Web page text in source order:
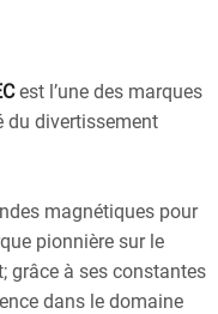
est l’une des marques
du divertissement
magnétiques pour
pionnière sur le
grâce à ses constantes
dans le domaine